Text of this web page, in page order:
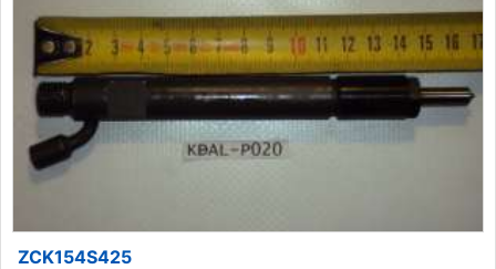
ZCK154S425